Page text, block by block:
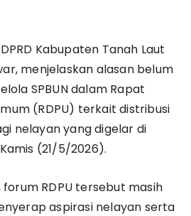
Kabupaten Tanah Laut
menjelaskan alasan belum
SPBUN dalam Rapat
(RDPU) terkait distribusi
nelayan yang digelar di
(21/5/2026).
RDPU tersebut masih
aspirasi nelayan serta